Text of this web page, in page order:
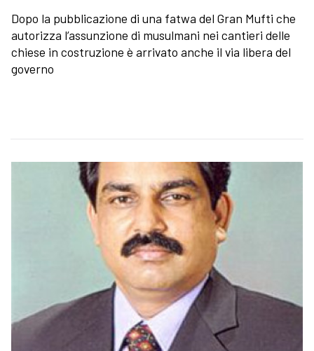
Dopo la pubblicazione di una fatwa del Gran Mufti che
autorizza l’assunzione di musulmani nei cantieri delle
chiese in costruzione è arrivato anche il via libera del
governo